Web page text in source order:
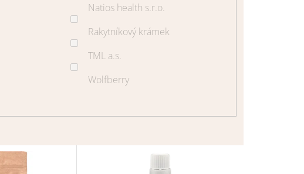
Natios health s.r.o.
Rakytníkový krámek
TML a.s.
Wolfberry